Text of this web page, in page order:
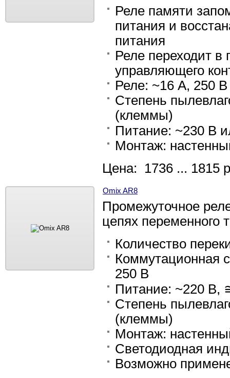
Реле памяти
питания и
питания
Реле переходит в
управляющего
Реле: ~16 А, 250 В
Степень
(клеммы)
Питание: ~230 В
Монтаж:
Цена: 1736 ... 1815
Omix AR8
Промежуточное
цепях переменного
Количество
Коммутационная
250 В
Питание: ~220 В,
Степень
(клеммы)
Монтаж:
Светодиодная
Возможно